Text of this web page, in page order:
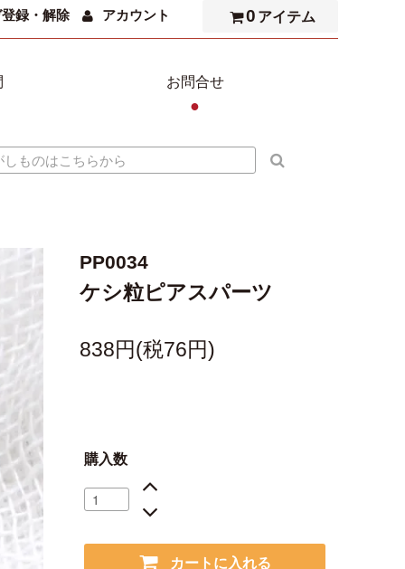
録・解除 アカウント 0 アイテム
お問合せ
●
PP0034
ケシ粒ピアスパーツ
838円(税76円)
購入数
カートに入れる